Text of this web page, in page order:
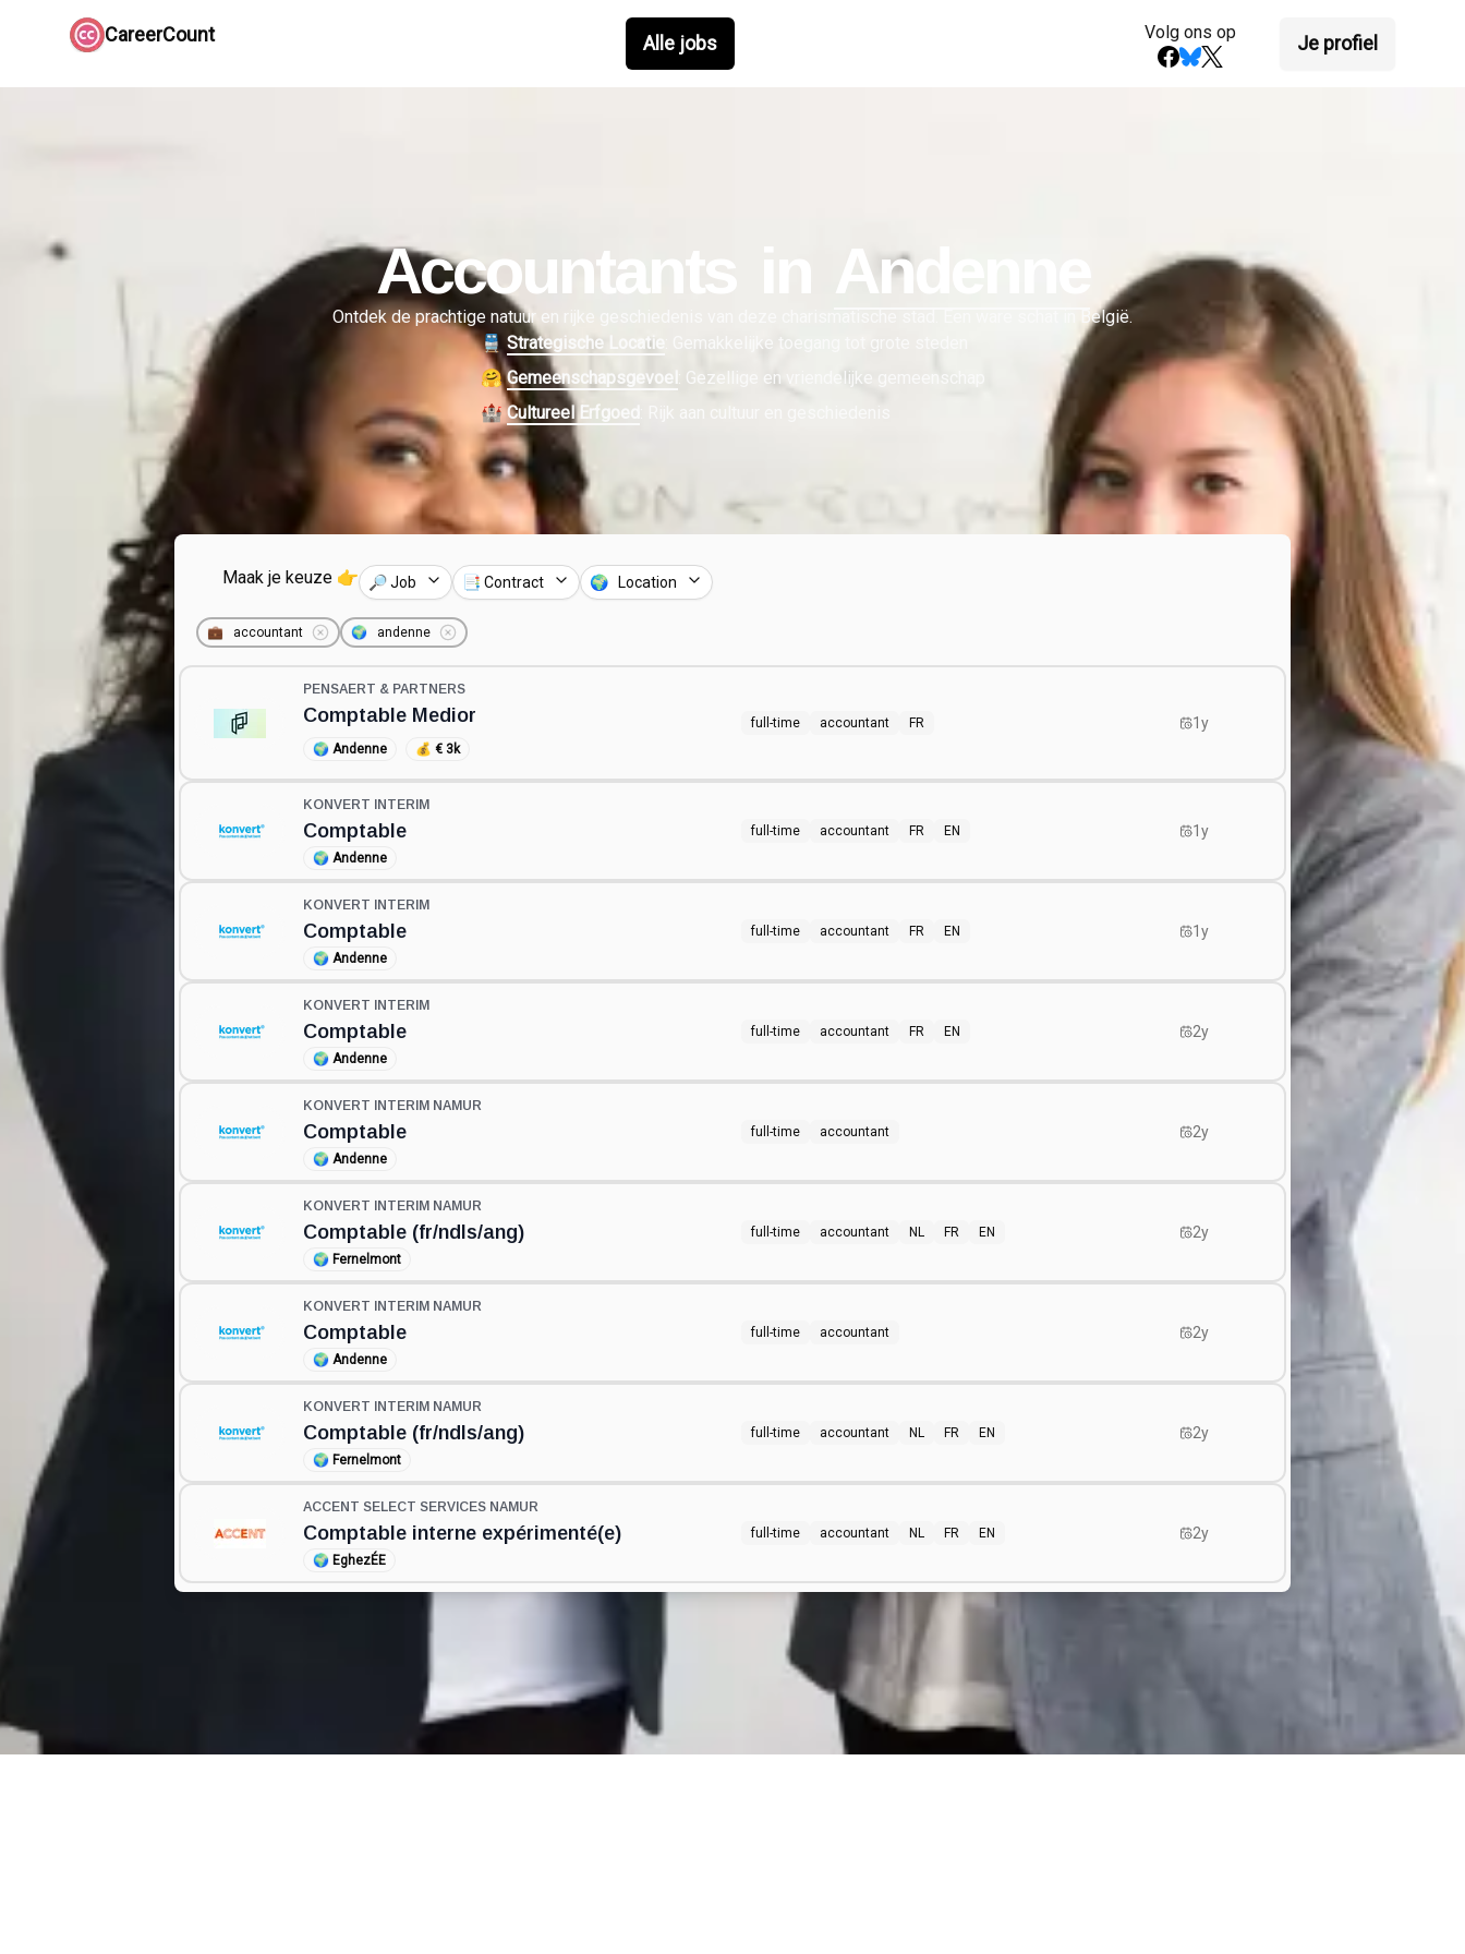
CareerCount Alle jobs Volg ons op Je profiel
Accountants in Andenne
Ontdek de prachtige natuur en rijke geschiedenis van deze charismatische stad. Een ware schat in België.
🚆 Strategische Locatie
Gemakkelijke toegang tot grote steden
🤗 Gemeenschapsgevoel : Gezellige en vriendelijke gemeenschap
🏰 Cultureel Erfgoed Rijk aan cultuur en geschiedenis
Maak je keuze 👉 🔎 Job 📑 Contract 🌍 Location
💼 accountant 🌍 andenne
PENSAERT & PARTNERS
Comptable Medior
🌍 Andenne 💰€ 3k
full-time accountant FR 1y
KONVERT INTERIM
Comptable
🌍 Andenne
full-time accountant FR EN 1y
KONVERT INTERIM
Comptable
🌍 Andenne
full-time accountant FR EN 1y
KONVERT INTERIM
Comptable
🌍 Andenne
full-time accountant FR EN 2y
KONVERT INTERIM NAMUR
Comptable
🌍 Andenne
full-time accountant 2y
KONVERT INTERIM NAMUR
Comptable (fr/ndls/ang)
🌍 Fernelmont
full-time accountant NL FR EN 2y
KONVERT INTERIM NAMUR
Comptable
🌍 Andenne
full-time accountant 2y
KONVERT INTERIM NAMUR
Comptable (fr/ndls/ang)
🌍 Fernelmont
full-time accountant NL FR EN 2y
ACCENT SELECT SERVICES NAMUR
Comptable interne expérimenté(e)
🌍 EghezÉE
full-time accountant NL FR EN 2y